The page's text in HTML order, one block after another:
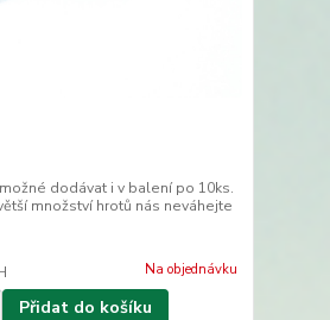
dodávat i v balení po 10ks.
množství hrotů nás neváhejte
Na objednávku
Přidat do košíku